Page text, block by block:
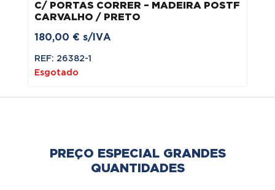
C/ PORTAS CORRER – MADEIRA POSTF
CARVALHO / PRETO
180,00 € s/IVA
REF: 26382-1
Esgotado
PREÇO ESPECIAL GRANDES
QUANTIDADES